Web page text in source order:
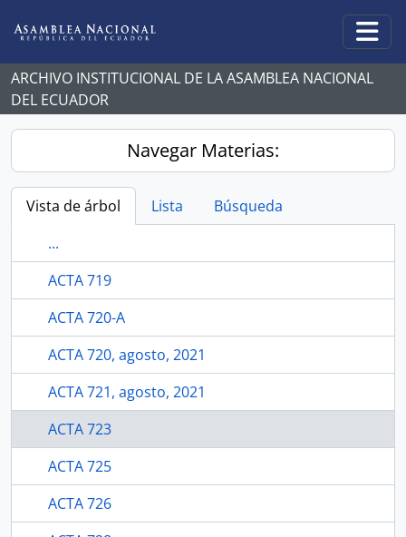
ARCHIVO INSTITUCIONAL DE LA ASAMBLEA NACIONAL
DEL ECUADOR
Navegar Materias:
Vista de árbol Lista
Búsqueda
...
ACTA 719
ACTA 720-A
ACTA 720, agosto, 2021
ACTA 721, agosto, 2021
ACTA 723
ACTA 725
ACTA 726